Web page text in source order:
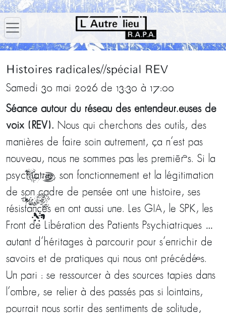
Histoires radicales//spécial REV
Samedi 30 mai 2026 de 13:30 à 17:00
Séance autour du réseau des entendeur.euses de
voix (REV). Nous qui cherchons des outils, des
manières de faire soin autrement, ça n’est pas
nouveau, nous ne sommes pas les premièr·es. Si la
psychiatrie__, son fonctionnement et la légitimation
de son cadre de pensée ont une histoire, ses
résistances** en ont aussi une. Les GIA, le SPK, les
Front de Libération des Patients Psychiatriques …
autant d’héritages à parcourir pour s’enrichir de
savoirs et de pratiques qui nous ont précédé·es.
Un pari : se ressourcer à des sources tapies dans
l’ombre, se relier à des passés pas si lointains,
pourrait nous sortir des sentiments de solitude,